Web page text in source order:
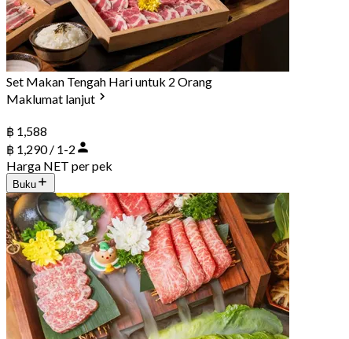
Set Makan Tengah Hari untuk 2 Orang
Maklumat lanjut
฿ 1,588
฿ 1,290 / 1-2
Harga NET per pek
Buku